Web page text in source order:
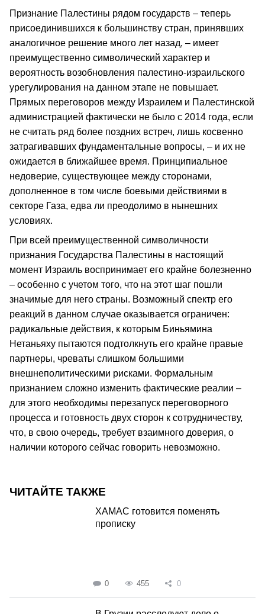
Признание Палестины рядом государств – теперь
присоединившихся к большинству стран, принявших
аналогичное решение много лет назад, – имеет
преимущественно символический характер и
вероятность возобновления палестино-израильского
урегулирования на данном этапе не повышает.
Прямых переговоров между Израилем и Палестинской
администрацией фактически не было с 2014 года, если
не считать ряд более поздних встреч, лишь косвенно
затрагивавших фундаментальные вопросы, – и их не
ожидается в ближайшее время. Принципиальное
недоверие, существующее между сторонами,
дополненное в том числе боевыми действиями в
секторе Газа, едва ли преодолимо в нынешних
условиях.
При всей преимущественной символичности
признания Государства Палестины в настоящий
момент Израиль воспринимает его крайне болезненно
– особенно с учетом того, что на этот шаг пошли
значимые для него страны. Возможный спектр его
реакций в данном случае оказывается ограничен:
радикальные действия, к которым Биньямина
Нетаньяху пытаются подтолкнуть его крайне правые
партнеры, чреваты слишком большими
внешнеполитическими рисками. Формальным
признанием сложно изменить фактические реалии –
для этого необходимы перезапуск переговорного
процесса и готовность двух сторон к сотрудничеству,
что, в свою очередь, требует взаимного доверия, о
наличии которого сейчас говорить невозможно.
ЧИТАЙТЕ ТАКЖЕ
ХАМАС готовится поменять
прописку
0 455 0